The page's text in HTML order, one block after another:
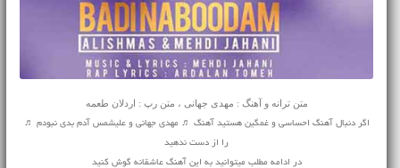
متن ترانه و آهنگ : مهدی جهانی ، متن رپ : اردلان طعمه
اگر دنبال آهنگ احساسی و غمگین هستید آهنگ ♬ مهدی جهانی و علیشمس آدم بدی نبودم ♬
را از دست ندهید
در ادامه مطلب میتوانید به این آهنگ عاشقانه گوش کنید